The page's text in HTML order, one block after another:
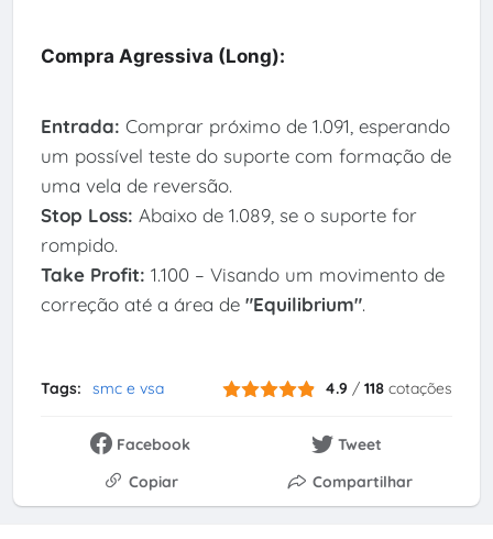
Compra Agressiva (Long):
Entrada: Comprar próximo de 1.091, esperando
um possível teste do suporte com formação de
uma vela de reversão.
Stop Loss: Abaixo de 1.089, se o suporte for
rompido.
Take Profit: 1.100 – Visando um movimento de
correção até a área de "Equilibrium".
Tags: smc e vsa 4.9 /118 cotações
Facebook
Tweet
Copiar
Compartilhar